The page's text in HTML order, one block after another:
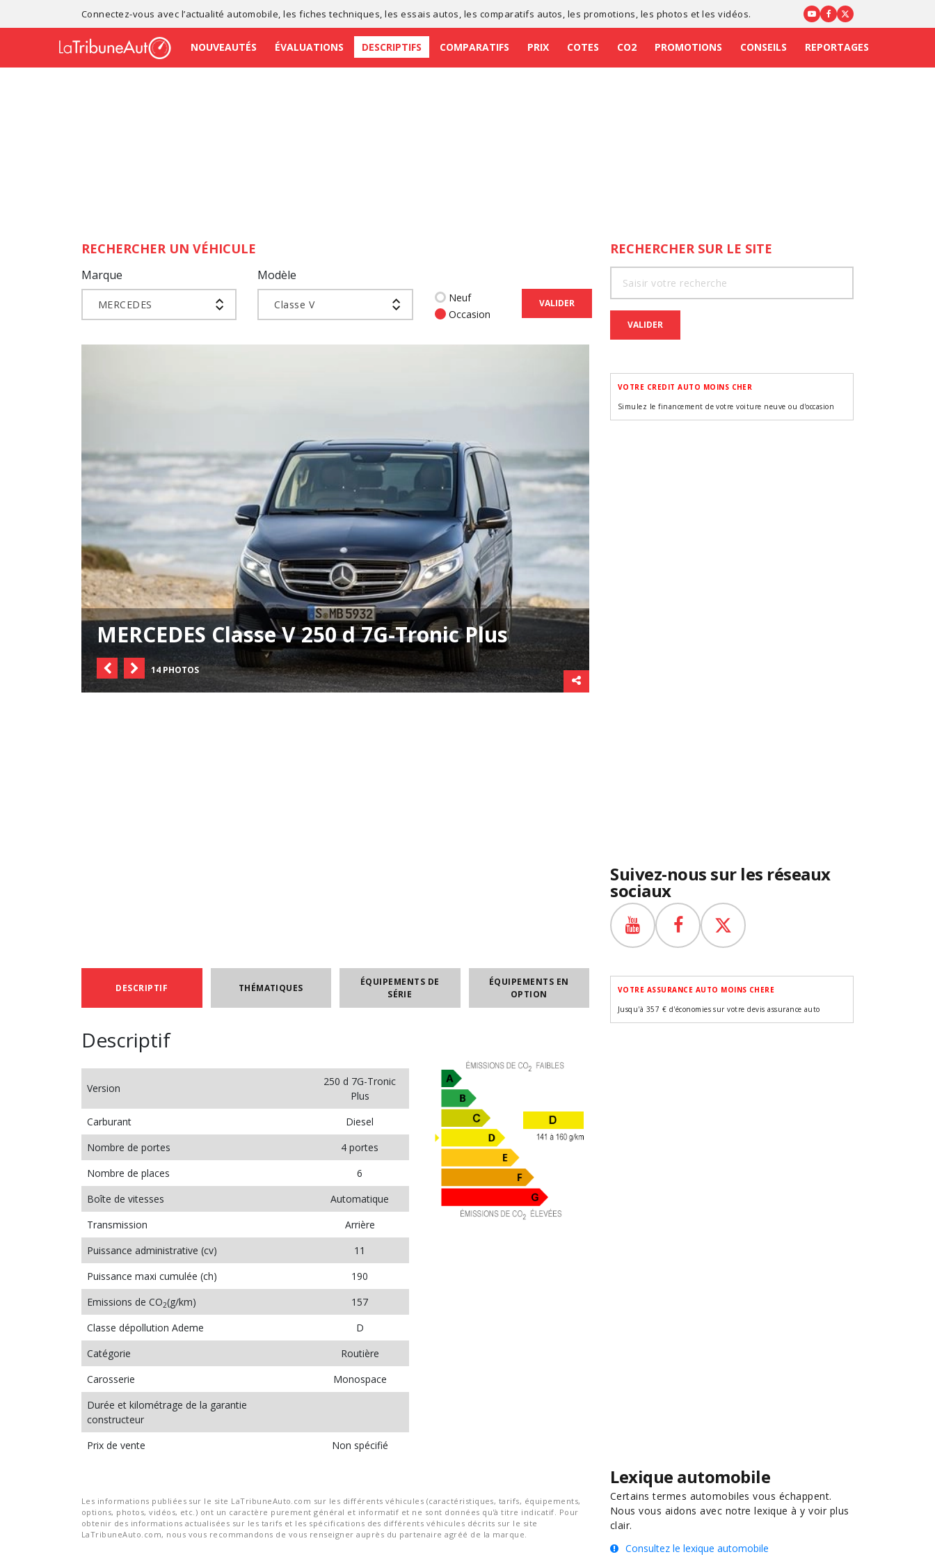
Connectez-vous avec l’actualité automobile , lesfiches techniques , lesessais autos , les comparatifs autos , les promotions , les photos et les vidéos.
NOUVEAUTÉS ÉVALUATIONS DESCRIPTIFS COMPARATIFS PRIX COTES CO2 PROMOTIONS CONSEILS REPORTAGES
RECHERCHER UN VÉHICULE
Marque
MERCEDES
Modèle
Classe V
Neuf
Occasion
VALIDER
MERCEDES Classe V 250 d 7G-Tronic Plus
14 PHOTOS
DESCRIPTIF THÉMATIQUES
ÉQUIPEMENTS DE
SÉRIE
ÉQUIPEMENTS EN
OPTION
Descriptif
Version
250 d 7G-Tronic
Plus
Carburant
Diesel
Nombre de portes
4 portes
Nombre de places
6
Boîte de vitesses
Automatique
Transmission
Arrière
Puissance administrative (cv)
11
Puissance maxi cumulée (ch)
190
Emissions de CO2(g/km)
157
Classe dépollution Ademe
D
Catégorie
Routière
Carosserie
Monospace
Durée et kilométrage de la garantie
constructeur
Prix de vente
Non spécifié
Les informations publiées sur le site LaTribuneAuto.com sur les différents véhicules (caractéristiques, tarifs, équipements,
options, photos, vidéos, etc.) ont un caractère purement général et informatif et ne sont données qu'à titre indicatif. Pour
obtenir des informations actualisées sur les tarifs et les spécifications des différents véhicules décrits sur le site
LaTribuneAuto.com, nous vous recommandons de vous renseigner auprès du partenaire agréé de la marque.
RECHERCHER SUR LE SITE
VALIDER
VOTRE CREDIT AUTO MOINS CHER
Simulez le financement de votre voiture neuve ou d'occasion
Suivez-nous sur les réseaux
sociaux
VOTRE ASSURANCE AUTO MOINS CHERE
Jusqu'à 357 € d'économies sur votre devis assurance auto
Lexique automobile
Certains termes automobiles vous échappent.
Nous vous aidons avec notre lexique à y voir plus
clair.
Consultez le lexique automobile